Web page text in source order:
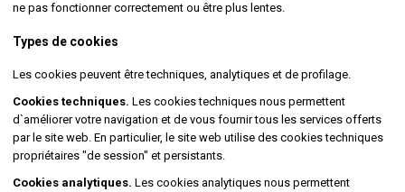
ne pas fonctionner correctement ou être plus lentes.
Types de cookies
Les cookies peuvent être techniques, analytiques et de profilage.
Cookies techniques. Les cookies techniques nous permettent
d`améliorer votre navigation et de vous fournir tous les services offerts
par le site web. En particulier, le site web utilise des cookies techniques
propriétaires "de session" et persistants.
Cookies analytiques. Les cookies analytiques nous permettent